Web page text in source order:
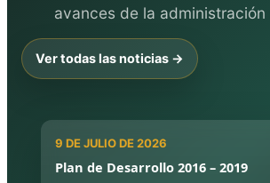
avances de la administración
Ver todas las noticias →
9 DE JULIO DE 2026
Plan de Desarrollo 2016 – 2019